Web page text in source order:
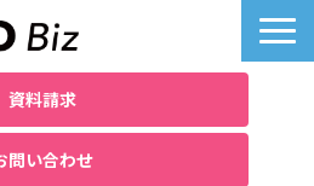
資料請求
問い合わせ